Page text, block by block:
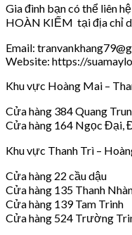
Gia đình bạn có thể liên
HOÀN KIẾM tại địa chỉ
Email:
Website: https://
Khu vực Hoàng Mai –
Cửa hàng 384 Quang
Cửa hàng 164 Ngọc Đại,
Khu vực Thanh Trì –
Cửa hàng 22 cầu dậu
Cửa hàng 135 Thanh
Cửa hàng 139 Tam Trinh
Cửa hàng 524 Trường